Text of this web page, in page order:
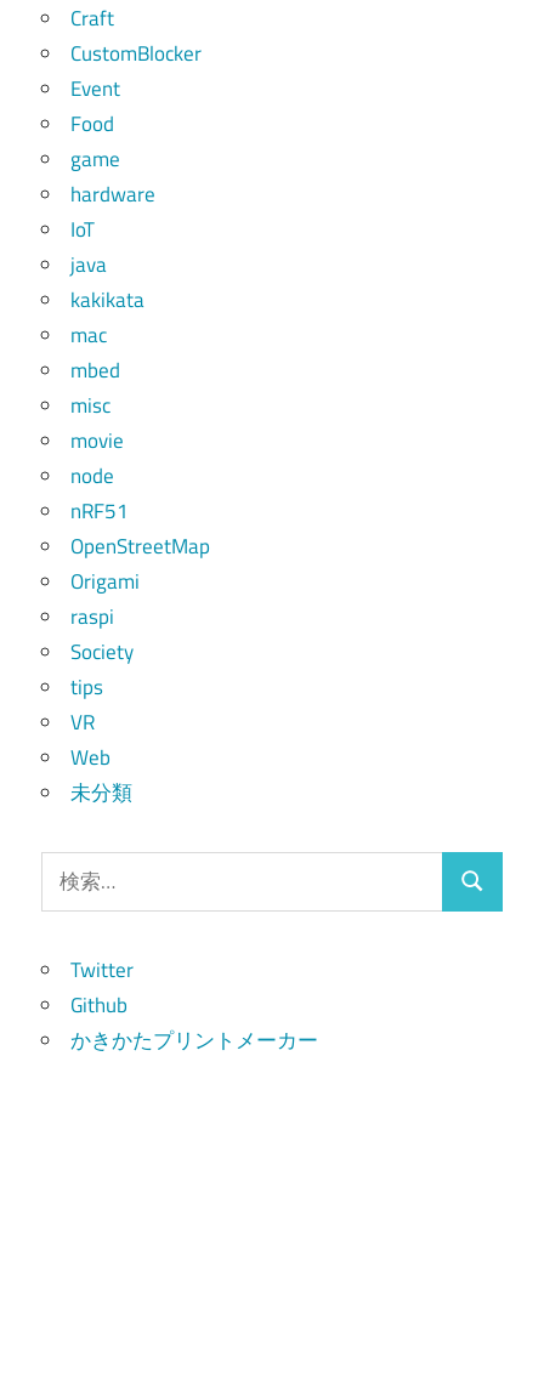
Craft
CustomBlocker
Event
Food
game
hardware
IoT
java
kakikata
mac
mbed
misc
movie
node
nRF51
OpenStreetMap
Origami
raspi
Society
tips
VR
Web
未分類
索:
検
Twitter
Github
かきかたプリントメーカー